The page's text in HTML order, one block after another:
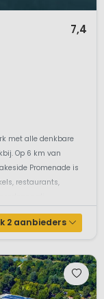
7,4
met alle denkbare
Op 6 km van
Promenade is
restaurants,
2 aanbieders